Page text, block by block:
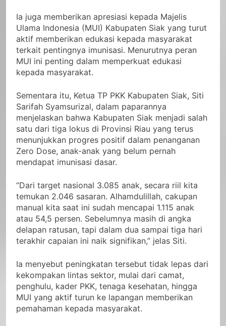
Ia juga memberikan apresiasi kepada Majelis
Ulama Indonesia (MUI) Kabupaten Siak yang turut
aktif memberikan edukasi kepada masyarakat
terkait pentingnya imunisasi. Menurutnya peran
MUI ini penting dalam memperkuat edukasi
kepada masyarakat.
Sementara itu, Ketua TP PKK Kabupaten Siak, Siti
Sarifah Syamsurizal, dalam paparannya
menjelaskan bahwa Kabupaten Siak menjadi salah
satu dari tiga lokus di Provinsi Riau yang terus
menunjukkan progres positif dalam penanganan
Zero Dose, anak-anak yang belum pernah
mendapat imunisasi dasar.
“Dari target nasional 3.085 anak, secara riil kita
temukan 2.046 sasaran. Alhamdulillah, cakupan
manual kita saat ini sudah mencapai 1.115 anak
atau 54,5 persen. Sebelumnya masih di angka
delapan ratusan, tapi dalam dua sampai tiga hari
terakhir capaian ini naik signifikan,” jelas Siti.
Ia menyebut peningkatan tersebut tidak lepas dari
kekompakan lintas sektor, mulai dari camat,
penghulu, kader PKK, tenaga kesehatan, hingga
MUI yang aktif turun ke lapangan memberikan
pemahaman kepada masyarakat.